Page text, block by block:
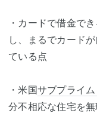
・カードで借金で
し、まるでカード
ている点
・米国サブプライ
分不相応な住宅を